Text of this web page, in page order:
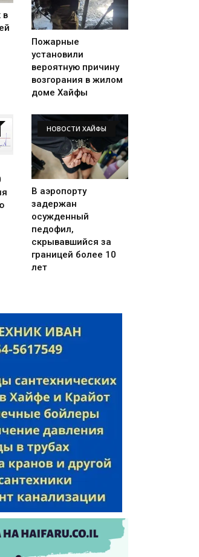
в
Пожарные
установили
вероятную причину
возгорания в жилом
доме Хайфы
НОВОСТИ ХАЙФЫ
В аэропорту
задержан
осужденный
педофил,
скрывавшийся за
границей более 10
лет